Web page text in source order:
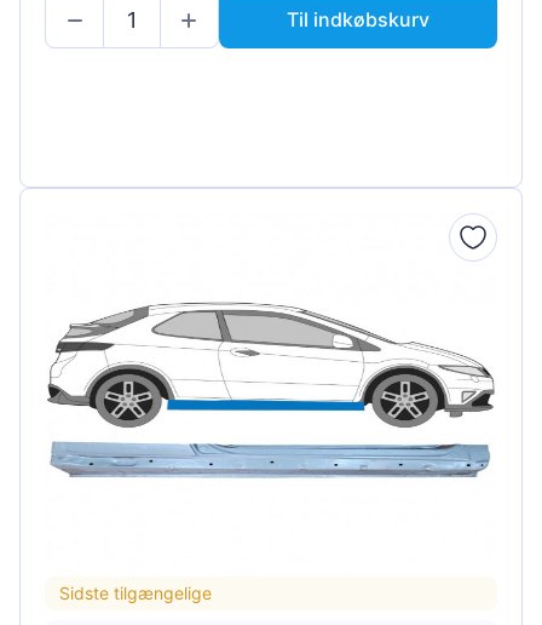
Til indkøbskurv
Sidste tilgængelige